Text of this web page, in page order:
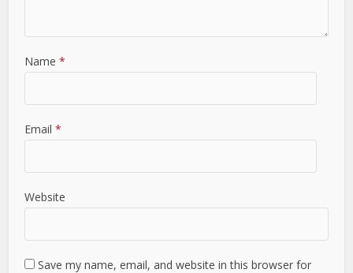
Name *
Email *
Website
Save my name, email, and website in this browser for